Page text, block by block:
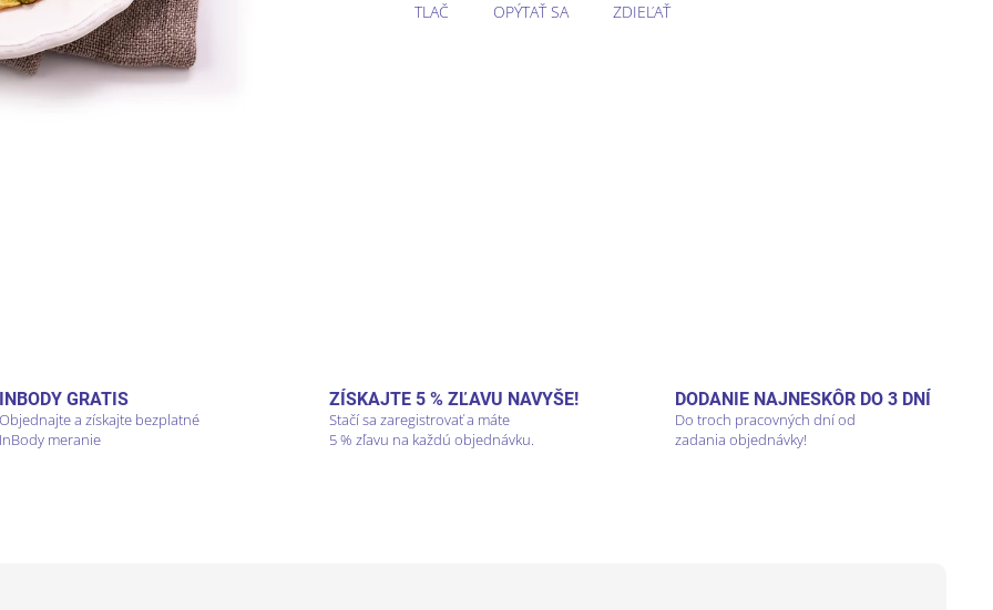
TLAČ OPÝTAŤ SA ZDIEĽAŤ
INBODY GRATIS
Objednajte a získajte bezplatné
InBody meranie
ZÍSKAJTE 5 % ZĽAVU NAVYŠE!
Stačí sa zaregistrovať a máte
5 % zľavu na každú objednávku.
DODANIE NAJNESKÔR DO 3 DNÍ
Do troch pracovných dní od
zadania objednávky!